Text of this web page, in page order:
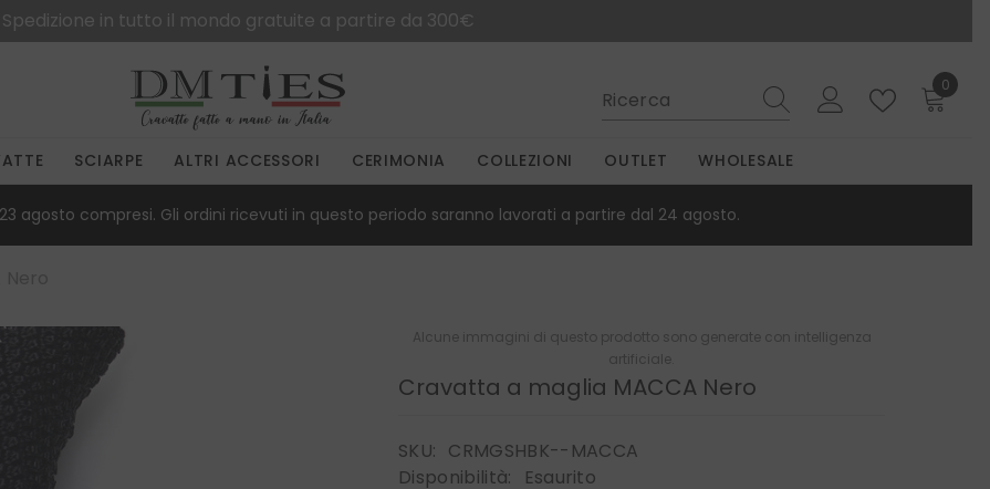
Spedizione in tutto il mondo gratuite a partire da 300€
0
0
SCIARPE ALTRI ACCESSORI CERIMONIA COLLEZIONI OUTLET WHOLESALE
agosto compresi. Gli ordini ricevuti in questo periodo saranno lavorati a partire dal 24 agosto.
Alcune immagini di questo prodotto sono generate con intelligenza
artificiale.
Cravatta a maglia MACCA Nero
SKU: CRMGSHBK--MACCA
Disponibilità:
Esaurito